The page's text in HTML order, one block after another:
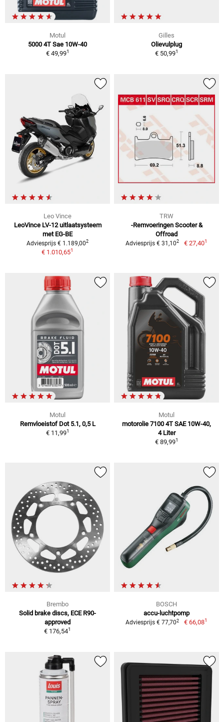
Motul
5000 4T Sae 10W-40
€ 49,991
Gilles
Olievulplug
€ 50,991
Leo Vince
LeoVince LV-12 uitlaatsysteem
met EG-BE
Adviesprijs € 1.189,002
€ 1.010,651
TRW
-Remvoeringen Scooter &
Offroad
Adviesprijs € 31,102 € 27,401
Motul
Remvloeistof Dot 5.1, 0,5 L
€ 11,991
Motul
motorolie 7100 4T SAE 10W-40,
4 Liter
€ 89,991
Brembo
Solid brake discs, ECE R90-
approved
€ 176,541
BOSCH
accu-luchtpomp
Adviesprijs € 77,702 € 66,081